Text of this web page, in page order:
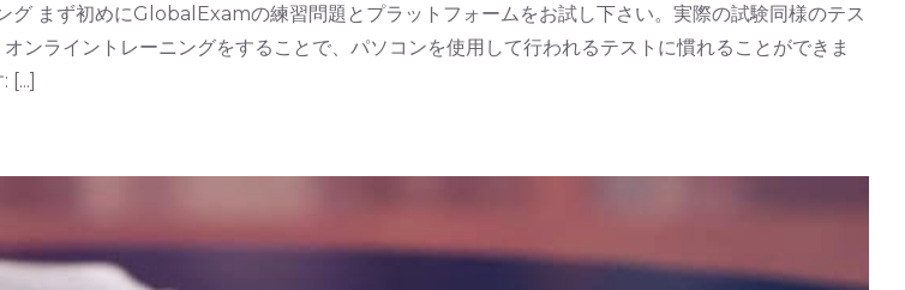
まず初めにGlobalExamの練習問題とプラットフォームをお試し下さい。実際の試験同様のテス
ンライントレーニングをすることで、パソコンを使用して行われるテストに慣れることができま
[...]